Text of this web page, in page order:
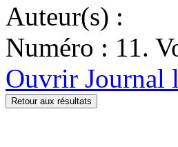
Auteur(s) :
Numéro : 11.
Ouvrir Journal
Retour aux résultats